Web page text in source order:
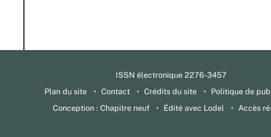
ISSN électronique 2276-3457
Plan du site
Contact Crédits du site
Politique de
Conception : Chapitre neuf
Édité avec Lodel Accès